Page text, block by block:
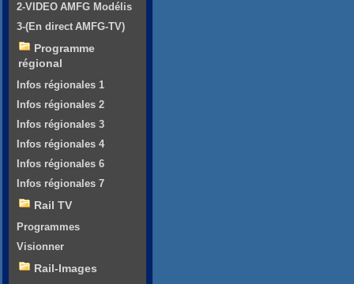
2-VIDEO AMFG Modélis
3-(En direct AMFG-TV)
Programme
régional
Infos régionales 1
Infos régionales 2
Infos régionales 3
Infos régionales 4
Infos régionales 6
Infos régionales 7
Rail TV
Programmes
Visionner
Rail-Images